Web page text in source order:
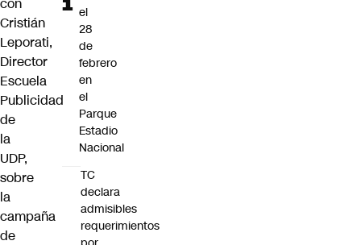
Cristián
Leporati,
Director
Escuela
Publicidad
de
la
UDP,
sobre
la
campaña
de
el
28
de
febrero
en
el
Parque
Estadio
Nacional
TC
declara
admisibles
requerimientos